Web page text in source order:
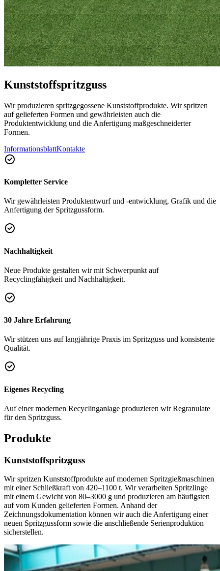
Kunststoffspritzguss
Wir produzieren spritzgegossene Kunststoffprodukte. Wir spritzen
auf gelieferten Formen und gewährleisten auch die
Produktentwicklung und die Anfertigung maßgeschneiderter
Formen.
InformationsblattKontakte
Kompletter Service
Wir gewährleisten Produktentwurf und -entwicklung, Grafik und die
Anfertigung der Spritzgussform.
Nachhaltigkeit
Neue Produkte gestalten wir mit Schwerpunkt auf
Recyclingfähigkeit und Nachhaltigkeit.
30 Jahre Erfahrung
Wir stützen uns auf langjährige Praxis im Spritzguss und konsistente
Qualität.
Eigenes Recycling
Auf einer modernen Recyclinganlage produzieren wir Regranulate
für den Spritzguss.
Produkte
Kunststoffspritzguss
Wir spritzen Kunststoffprodukte auf modernen Spritzgießmaschinen
mit einer Schließkraft von 420–1100 t. Wir verarbeiten Spritzlinge
mit einem Gewicht von 80–3000 g und produzieren am häufigsten
auf vom Kunden gelieferten Formen. Anhand der
Zeichnungsdokumentation können wir auch die Anfertigung einer
neuen Spritzgussform sowie die anschließende Serienproduktion
sicherstellen.